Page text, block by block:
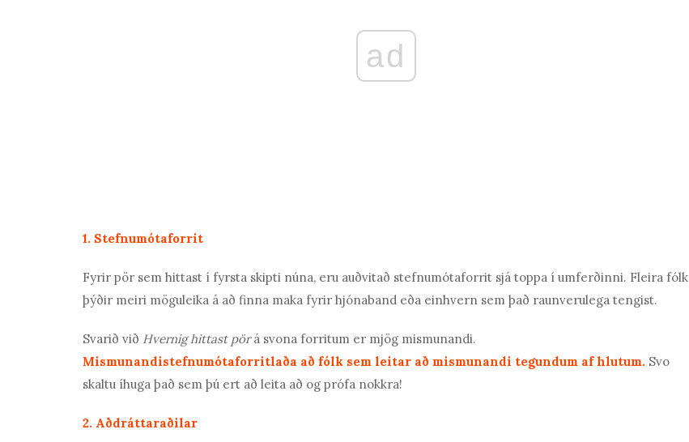
ad
1. Stefnumótaforrit
Fyrir pör sem hittast í fyrsta skipti núna, eru auðvitað stefnumótaforrit sjá toppa í umferðinni. Fleira fólk
þýðir meiri möguleika á að finna maka fyrir hjónaband eða einhvern sem það raunverulega tengist.
Svarið við Hvernig hittast pör á svona forritum er mjög mismunandi.
Mismunandistefnumótaforritlaða að fólk sem leitar að mismunandi tegundum af hlutum. Svo
skaltu íhuga það sem þú ert að leita að og prófa nokkra!
2. Aðdráttaraðilar